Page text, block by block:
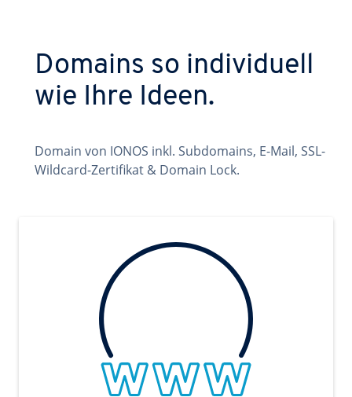
Domains so individuell
wie Ihre Ideen.
Domain von IONOS inkl. Subdomains, E-Mail, SSL-
Wildcard-Zertifikat & Domain Lock.